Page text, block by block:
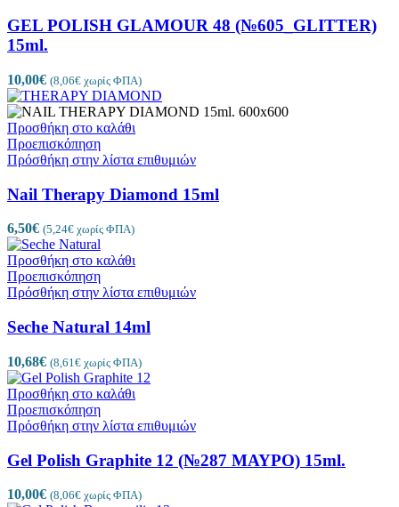
GEL POLISH GLAMOUR 48 (№605_GLITTER)
15ml.
10,00€ (8,06€ χωρίς ΦΠΑ)
Προσθήκη στο καλάθι
Προεπισκόπηση
Πρόσθήκη στην λίστα επιθυμιών
Nail Therapy Diamond 15ml
6,50€ (5,24€ χωρίς ΦΠΑ)
Προσθήκη στο καλάθι
Προεπισκόπηση
Πρόσθήκη στην λίστα επιθυμιών
Seche Natural 14ml
10,68€ (8,61 € χωρίς ΦΠΑ)
Προσθήκη στο καλάθι
Προεπισκόπηση
Πρόσθήκη στην λίστα επιθυμιών
Gel Polish Graphite 12 (№287 ΜΑΥΡΟ) 15ml.
10,00€ (8,06€ χωρίς ΦΠΑ)